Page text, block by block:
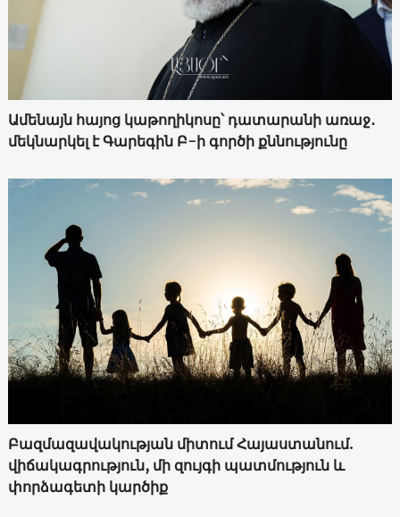
Ամենայն հայոց կաթողիկոսը՝ դատարանի առաջ․
մեկնարկել է Գարեգին Բ-ի գործի քննությունը
Բազմազավակության միտում Հայաստանում.
վիճակագրություն, մի զույգի պատմություն և
փորձագետի կարծիք